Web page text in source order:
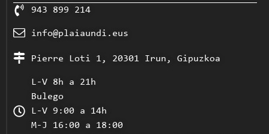
943 899 214
info@plaiaundi.eus
Pierre Loti 1, 20301 Irun, Gipuzkoa
L-V 8h a 21h
Bulego
L-V 9:00 a 14h
M-J 16:00 a 18:00